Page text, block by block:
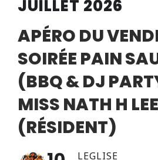
JUILLET 2026
APÉRO DU
SOIRÉE PAIN
(BBQ & DJ
MISS NATH H
(RÉSIDENT)
LEGLISE